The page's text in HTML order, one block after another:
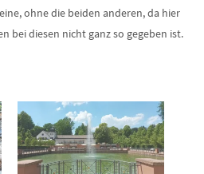
ohne die beiden anderen, da hier
bei diesen nicht ganz so gegeben ist.